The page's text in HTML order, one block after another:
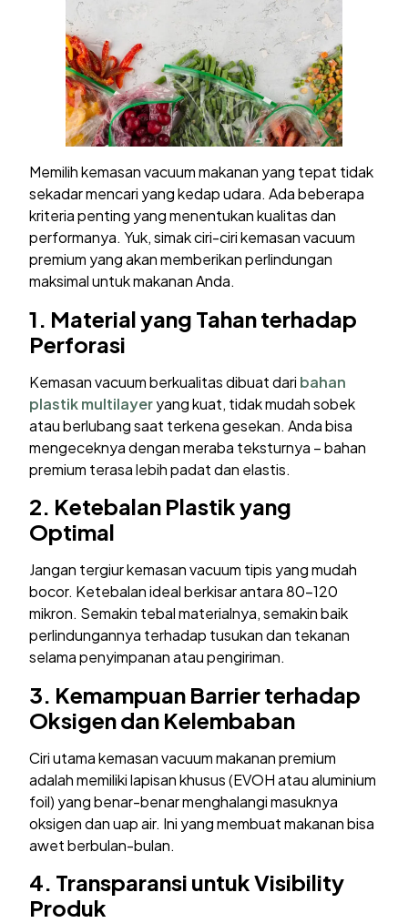
Memilih kemasan vacuum makanan yang tepat tidak
sekadar mencari yang kedap udara. Ada beberapa
kriteria penting yang menentukan kualitas dan
performanya. Yuk, simak ciri-ciri kemasan vacuum
premium yang akan memberikan perlindungan
maksimal untuk makanan Anda.
1. Material yang Tahan terhadap
Perforasi
Kemasan vacuum berkualitas dibuat dari bahan
plastik multilayeryang kuat, tidak mudah sobek
atau berlubang saat terkena gesekan. Anda bisa
mengeceknya dengan meraba teksturnya – bahan
premium terasa lebih padat dan elastis.
2. Ketebalan Plastik yang
Optimal
Jangan tergiur kemasan vacuum tipis yang mudah
bocor. Ketebalan ideal berkisar antara 80-120
mikron. Semakin tebal materialnya, semakin baik
perlindungannya terhadap tusukan dan tekanan
selama penyimpanan atau pengiriman.
3. Kemampuan Barrier terhadap
Oksigen dan Kelembaban
Ciri utama kemasan vacuum makanan premium
adalah memiliki lapisan khusus (EVOH atau aluminium
foil) yang benar-benar menghalangi masuknya
oksigen dan uap air. Ini yang membuat makanan bisa
awet berbulan-bulan.
4. Transparansi untuk Visibility
Produk